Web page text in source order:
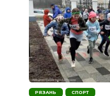
РЯЗАНЬ СПОРТ